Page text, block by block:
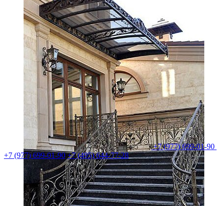
+7 (977) 699-01-90
+7 (977) 699-01-90 +7 (495) 644-77-28